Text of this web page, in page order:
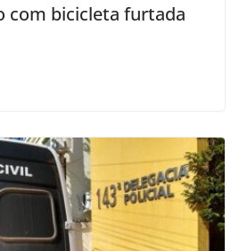
com bicicleta furtada